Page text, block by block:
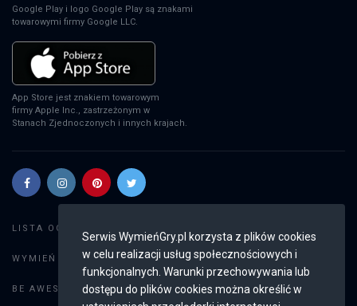
Serwis WymieńGry.pl korzysta z plików cookies
w celu realizacji usług społecznościowych i
funkcjonalnych. Warunki przechowywania lub
dostępu do plików cookies można określić w
EA Sports FC 24
XSX
EA Sports FC 24
PS5
EA Sports FC 24
Google Play i logo Google Play są znakami
towarowymi firmy Google LLC.
App Store jest znakiem towarowym
firmy Apple Inc., zastrzeżonym w
Stanach Zjednoczonych i innych krajach.
LISTA OGŁOSZEŃ:
WYMIEŃ GRY: Dodaj ogłoszenie
BE AWESOME: Weryfikacja konta